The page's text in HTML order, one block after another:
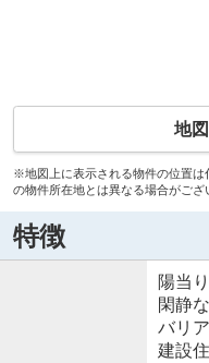
地
※地図上に表示される物件の位置は
の物件所在地とは異なる場合がござ
特徴
陽当
閑静
バリ
建設